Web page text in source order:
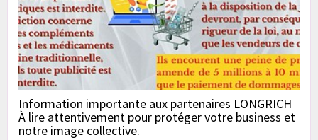
Information importante aux partenaires LONGRICH
À lire attentivement pour protéger votre business et
notre image collective.